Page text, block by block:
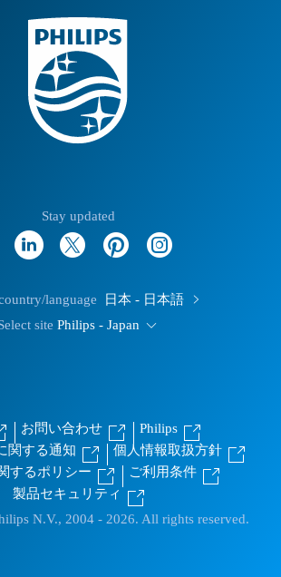
Stay updated
language
日本 - 日本語
site Philips - Japan
お問い合わせ
Philips
関する通知
個人情報取扱方針
するポリシー
ご利用条件
製品セキュリティ
N.V., 2004 - 2026. All rights reserved.